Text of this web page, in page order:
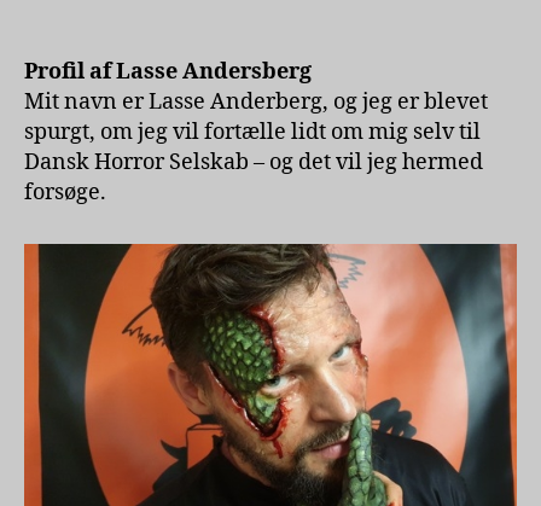
Profil af Lasse Andersberg
Mit navn er Lasse Anderberg, og jeg er blevet
spurgt, om jeg vil fortælle lidt om mig selv til
Dansk Horror Selskab – og det vil jeg hermed
forsøge.